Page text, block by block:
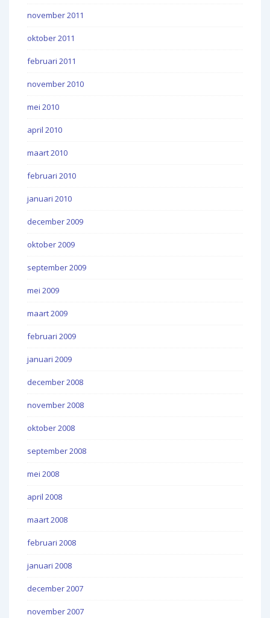
november 2011
oktober 2011
februari 2011
november 2010
mei 2010
april 2010
maart 2010
februari 2010
januari 2010
december 2009
oktober 2009
september 2009
mei 2009
maart 2009
februari 2009
januari 2009
december 2008
november 2008
oktober 2008
september 2008
mei 2008
april 2008
maart 2008
februari 2008
januari 2008
december 2007
november 2007